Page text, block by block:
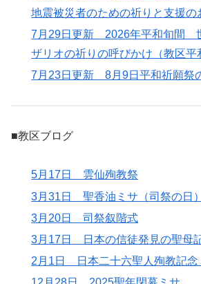
地震被災者のための祈りと支援の
7月29日更新 2026年平和旬間
ザリオの祈りの呼びかけ（教区平
7月23日更新 8月9日平和祈願祭
■教区ブログ
5月17日 雲仙殉教祭
3月31日 聖香油ミサ（司祭の日）
3月20日 司祭叙階式
3月17日 日本の信徒発見の聖母
2月1日 日本二十六聖人殉教記念